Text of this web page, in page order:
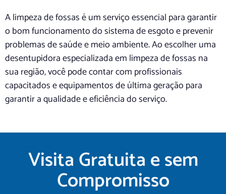
A limpeza de fossas é um serviço essencial para garantir
o bom funcionamento do sistema de esgoto e prevenir
problemas de saúde e meio ambiente. Ao escolher uma
desentupidora especializada em limpeza de fossas na
sua região, você pode contar com profissionais
capacitados e equipamentos de última geração para
garantir a qualidade e eficiência do serviço.
Visita Gratuita e sem
Compromisso